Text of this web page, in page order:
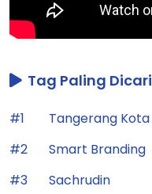
Tag Paling Dicari
#1
Tangerang Kota
#2
Smart Branding
#3
Sachrudin